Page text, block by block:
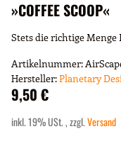
»COFFEE SCOOP«
Stets die richtige Menge
Artikelnummer:
Hersteller:Planetary
9,50 €
inkl. 19% USt. , zzgl.Versand